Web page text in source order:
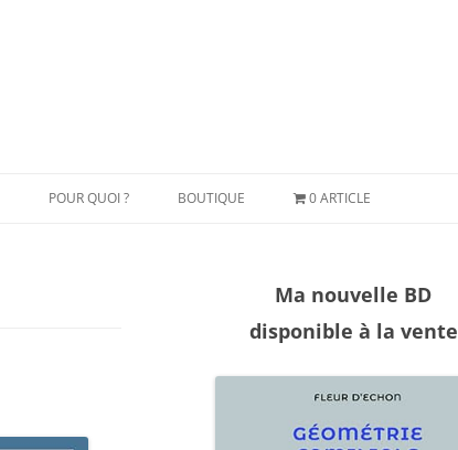
POUR QUOI ? BOUTIQUE 0 ARTICLE
Ma nouvelle BD
disponible à la vente